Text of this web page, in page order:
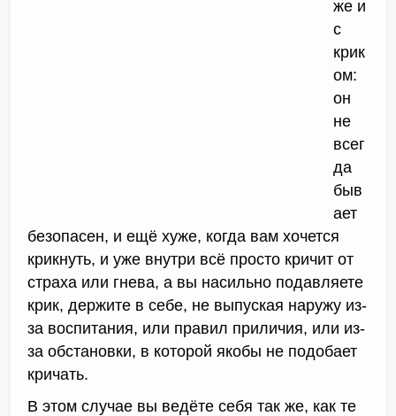
же и
с
крик
ом:
он
не
всег
да
быв
ает
безопасен, и ещё хуже, когда вам хочется
крикнуть, и уже внутри всё просто кричит от
страха или гнева, а вы насильно подавляете
крик, держите в себе, не выпуская наружу из-
за воспитания, или правил приличия, или из-
за обстановки, в которой якобы не подобает
кричать.
В этом случае вы ведёте себя так же, как те